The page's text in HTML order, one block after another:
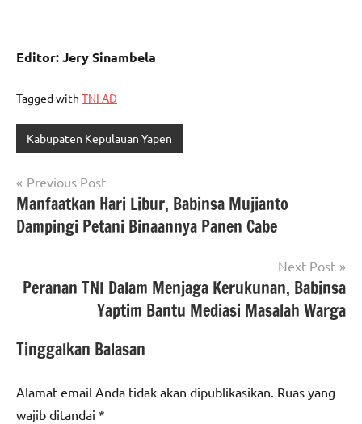
Editor: Jery Sinambela
Tagged with TNI AD
Kabupaten Kepulauan Yapen
Navigasi
pos
Previous Post
Manfaatkan Hari Libur, Babinsa Mujianto
Dampingi Petani Binaannya Panen Cabe
Next Post
Peranan TNI Dalam Menjaga Kerukunan, Babinsa
Yaptim Bantu Mediasi Masalah Warga
Tinggalkan Balasan
Alamat email Anda tidak akan dipublikasikan. Ruas yang
wajib ditandai *